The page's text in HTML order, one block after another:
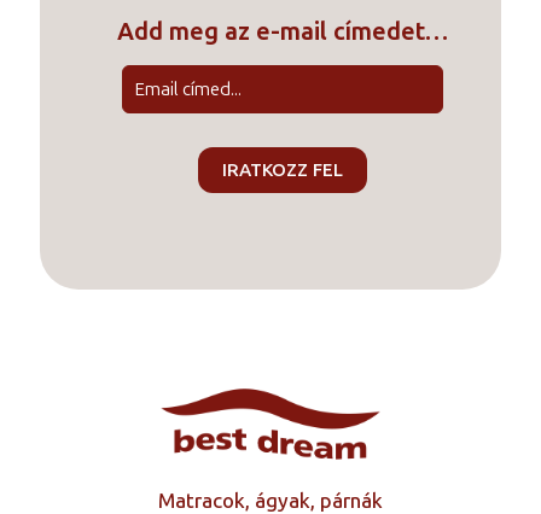
Add meg az e-mail címedet…
Matracok, ágyak, párnák